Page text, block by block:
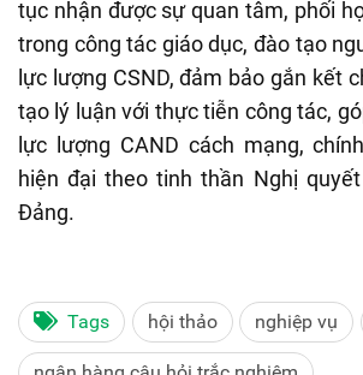
tục nhận được sự quan tâm, phối
trong công tác giáo dục, đào tạo
lực lượng CSND, đảm bảo gắn kết
tạo lý luận với thực tiễn công tác,
lực lượng CAND cách mạng,
hiện đại theo tinh thần Nghị
Đảng.
Tags hội thảo nghiệp vụ